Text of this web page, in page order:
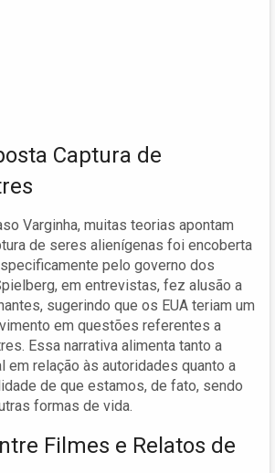
Captura de
Varginha, muitas teorias apontam
de seres alienígenas foi encoberta
pelo governo dos
em entrevistas, fez alusão a
sugerindo que os EUA teriam um
em questões referentes a
Essa narrativa alimenta tanto a
em relação às autoridades quanto a
de que estamos, de fato, sendo
formas de vida.
Filmes e Relatos de